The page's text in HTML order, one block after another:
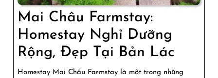
Mai Châu Farmstay:
Homestay Nghỉ Dưỡng
Rộng, Đẹp Tại Bản Lác
Châu
Homestay Mai Châu Farmstay là một trong những